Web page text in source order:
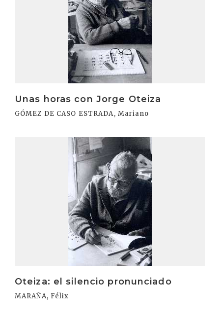
Unas horas con Jorge Oteiza
GÓMEZ DE CASO ESTRADA, Mariano
Oteiza: el silencio pronunciado
MARAÑA, Félix